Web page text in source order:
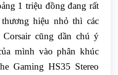
1 triệu đồng đang rất
hiệu nhỏ thì các
cũng dần chú ý
mình vào phân khúc
Gaming HS35 Stereo